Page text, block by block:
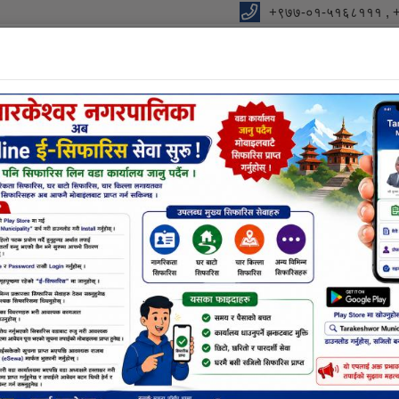
+९७७-०१-५१६८१११ ,
विधुतीय शुसासन सेवा शाखा सूचना तथा जानकारी
नक्सा सम्बन्धि छलफलमा सहभागी हुने बारे
सम्बन्धि कन्सल्टेन्सी)
सूचना